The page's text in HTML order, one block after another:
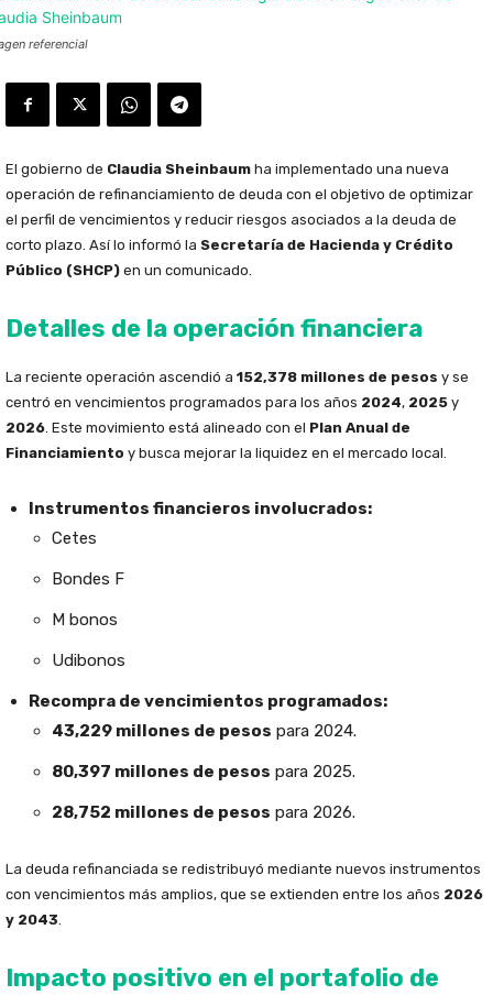
referencial
El gobierno de Claudia Sheinbaum ha implementado una nueva
operación de refinanciamiento de deuda con el objetivo de optimizar
el perfil de vencimientos y reducir riesgos asociados a la deuda de
corto plazo. Así lo informó la Secretaría de Hacienda y Crédito
Público (SHCP) en un comunicado.
Detalles de la operación financiera
La reciente operación ascendió a 152,378 millones de pesos y se
centró en vencimientos programados para los años 2024, 2025 y
2026. Este movimiento está alineado con el Plan Anual de
Financiamiento y busca mejorar la liquidez en el mercado local.
Instrumentos financieros involucrados:
Cetes
Bondes F
M bonos
Udibonos
Recompra de vencimientos programados:
43,229 millones de pesos para 2024.
80,397 millones de pesos para 2025.
28,752 millones de pesos para 2026.
La deuda refinanciada se redistribuyó mediante nuevos instrumentos
con vencimientos más amplios, que se extienden entre los años 2026
y 2043.
Impacto positivo en el portafolio de